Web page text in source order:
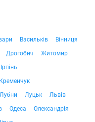
Васильків
Вінниця
Дрогобич
Житомир
Ірпінь
Кременчук
Лубни Луцьк
Львів
Одеса
Олександрія